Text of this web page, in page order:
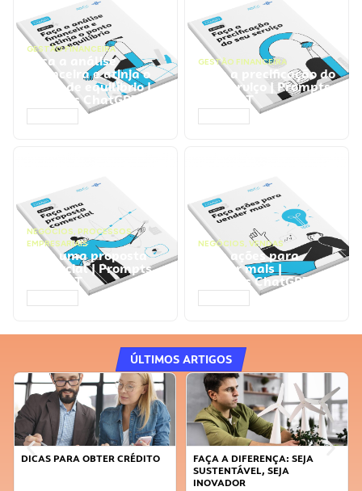
GESTÃO FINANCEIRA
Faça a análise
financeira e atinja o
ponto de equilíbrio |
Prompts ChatGPT
GESTÃO FINANCEIRA
Faça a precificação do
seu serviço | Prompts
ChatGPT
NEGÓCIOS, PROCESSOS
EMPRESARIAIS
Faça uma proposta
comercial | Prompts
ChatGPT
NEGÓCIOS, VENDAS
Faça ações para
vender mais |
Prompts ChatGPT
ÚLTIMOS ARTIGOS
DICAS PARA OBTER CRÉDITO
FAÇA A DIFERENÇA: SEJA
SUSTENTÁVEL, SEJA
INOVADOR